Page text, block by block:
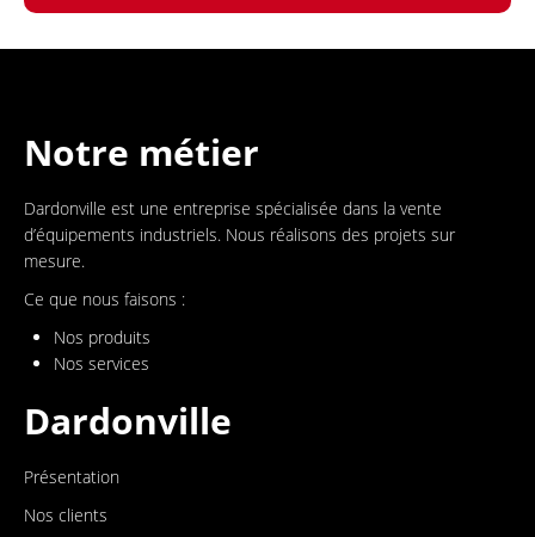
Notre métier
Dardonville est une entreprise spécialisée dans la vente
d’équipements industriels. Nous réalisons des projets sur
mesure.
Ce que nous faisons :
Nos produits
Nos services
Dardonville
Présentation
Nos clients